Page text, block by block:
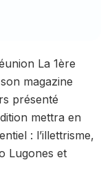
magazine
présenté
mettra en
: l’illettrisme,
Lugones et